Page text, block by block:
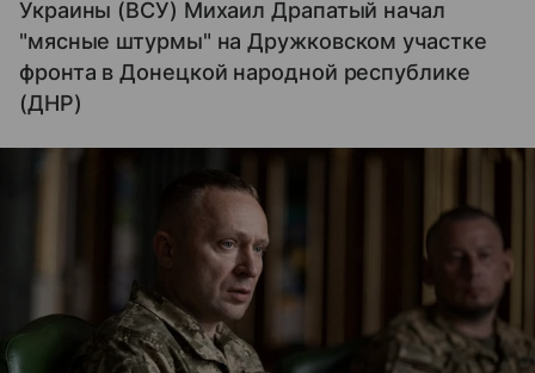
Украины (ВСУ) Михаил Драпатый начал
"мясные штурмы" на Дружковском участке
фронта в Донецкой народной республике
(ДНР)